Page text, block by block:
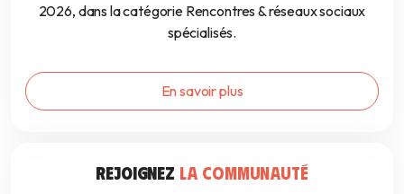
2026, dans la catégorie Rencontres & réseaux sociaux
spécialisés.
En savoir plus
REJOIGNEZ LA COMMUNAUTÉ